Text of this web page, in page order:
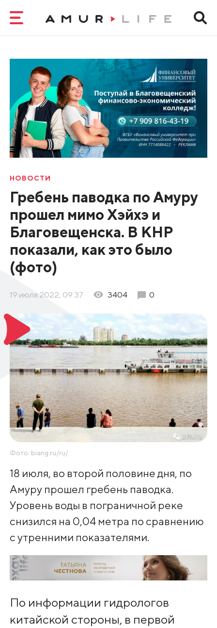
НОВОСТИ
Гребень паводка по Амуру
прошел мимо Хэйхэ и
Благовещенска. В КНР
показали, как это было
(фото)
19 июля 2022, 09:37 3404 0
Фото: biang.ru/ru/
18 июля, во второй половине дня, по
Амуру прошел гребень паводка.
Уровень воды в пограничной реке
снизился на 0,04 метра по сравнению
с утренними показателями.
По информации гидрологов
китайской стороны, в первой